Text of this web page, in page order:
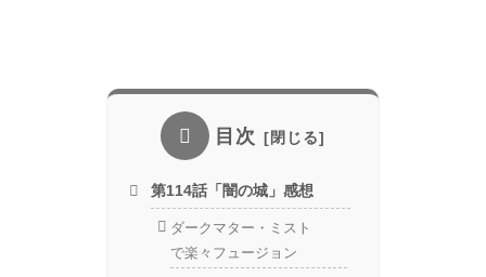
目次
第114話「闇の城」感想
ダークマター・ミスト
で楽々フュージョン